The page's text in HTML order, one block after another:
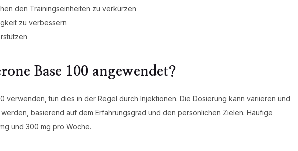
den Trainingseinheiten zu verkürzen
zu verbessern
Base 100 angewendet?
verwenden, tun dies in der Regel durch Injektionen. Die Dosierung kann variieren und
basierend auf dem Erfahrungsgrad und den persönlichen Zielen. Häufige
und 300 mg pro Woche.